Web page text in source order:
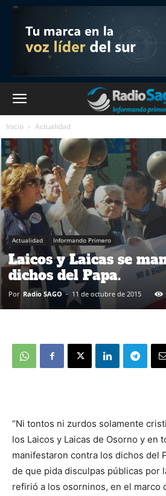
Inicio Actualidad
Actualidad Informando Primero
Laicos y Laicas se
dichos del Papa.
Por Radio SAGO - 11 de octubre de 2015
“Ni tontos ni zurdos solamente
los Laicos y Laicas de Osorno y en
manifestaron contra los dichos del
de que pida disculpas públicas por
refirió a los osorninos, en el marco